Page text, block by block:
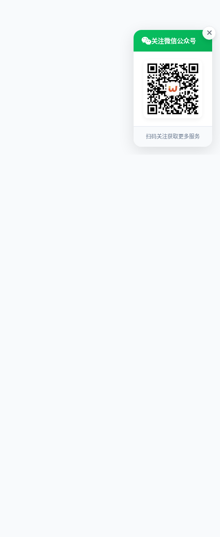
关注微信公众号
扫码关注获取更多服务